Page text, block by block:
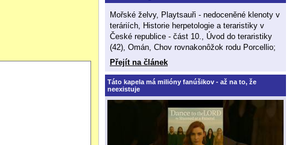
Mořské želvy, Playtsauři - nedoceněné klenoty v
teráriích, Historie herpetologie a teraristiky v
České republice - část 10., Úvod do teraristiky
(42), Omán, Chov rovnakonôžok rodu Porcellio;
Přejít na článek
Táto kapela má milióny fanúšikov - až na to, že
neexistuje